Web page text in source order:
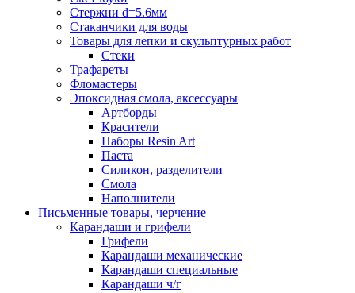
Стержни d=5.6мм
Стаканчики для воды
Товары для лепки и скульптурных работ
Стеки
Трафареты
Фломастеры
Эпоксидная смола, аксессуары
Артборды
Красители
Наборы Resin Art
Паста
Силикон, разделители
Смола
Наполнители
Письменные товары, черчение
Карандаши и грифели
Грифели
Карандаши механические
Карандаши специальные
Карандаши ч/г